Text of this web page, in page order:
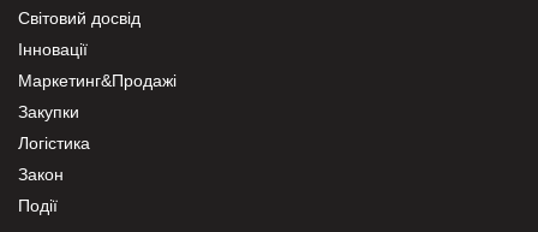
Світовий досвід
Інновації
Маркетинг&Продажі
Закупки
Логістика
Закон
Події